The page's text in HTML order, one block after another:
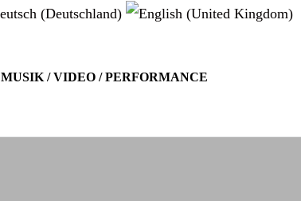
MUSIK / VIDEO / PERFORMANCE